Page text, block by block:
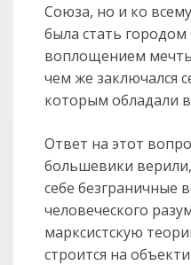
Союза, но и ко
была стать городом
воплощением мечты
чем же заключался
которым обладали
Ответ на этот
большевики
себе безграничные
человеческого
марксистскую
строится на